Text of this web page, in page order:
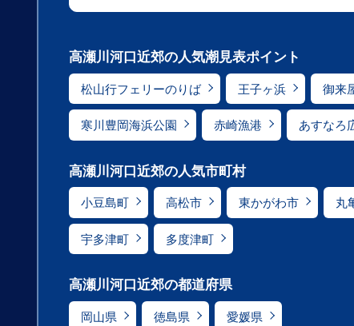
高瀬川河口近郊の人気潮見表ポイント
松山行フェリーのりば 王子ヶ浜 御来
寒川豊岡海浜公園 赤崎漁港 あすなろ
高瀬川河口近郊の人気市町村
小豆島町 高松市 東かがわ市 丸
宇多津町 多度津町
高瀬川河口近郊の都道府県
岡山県 徳島県 愛媛県